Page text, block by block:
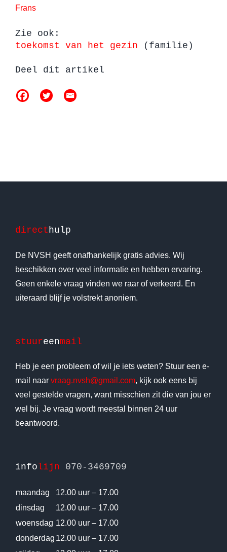
Frans
Zie ook:
toekomst van het gezin (familie)
Deel dit artikel
direct hulp
De NVSH geeft onafhankelijk gratis advies. Wij
beschikken over veel informatie en hebben ervaring.
Geen enkele vraag vinden we raar of verkeerd. En
uiteraard blijf je volstrekt anoniem.
stuureenmail
Heb je een probleem of wil je iets weten? Stuur een e-
mail naar vraag.nvsh@gmail.com, kijk ook eens bij
veel gestelde vragen, want misschien zit die van jou er
wel bij. Je vraag wordt meestal binnen 24 uur
beantwoord.
infolijn 070-3469709
maandag
12.00 uur – 17.00
dinsdag
12.00 uur – 17.00
woensdag 12.00 uur – 17.00
donderdag 12.00 uur – 17.00